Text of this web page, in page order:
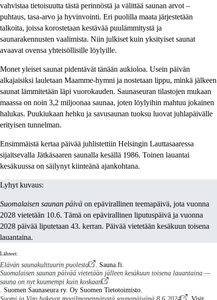
vahvistaa tietoisuutta tästä perinnöstä ja välittää saunan arvot –
puhtaus, tasa-arvo ja hyvinvointi. Eri puolilla maata järjestetään
talkoita, joissa korostetaan kestävää puulämmitystä ja
saunarakennusten vaalimista. Niin julkiset kuin yksityiset saunat
avaavat ovensa yhteisöllisille löylyille.
Monet yleiset saunat pidentävät tänään aukioloa. Usein päivän
alkajaisiksi lauletaan Maamme-hymni ja nostetaan lippu, minkä jälkeen
saunat lämmitetään läpi vuorokauden. Saunaseuran tilastojen mukaan
maassa on noin 3,2 miljoonaa saunaa, joten löylyihin mahtuu jokainen
halukas. Puukiukaan hehku ja savusaunan tuoksu luovat juhlapäivälle
erityisen tunnelman.
Ensimmäistä kertaa päivää juhlistettiin Helsingin Lauttasaaressa
sijaitsevalla Jätkäsaaren saunalla kesällä 1986. Toinen lauantai
kesäkuussa on säilynyt kiinteänä ajankohtana.
Lyhyt kuvaus:
Suomalaisen saunan päivä on epävirallinen teemapäivä, jota vuonna
2028 vietetään 10.6. Tämä on epävirallinen liputuspäivä ja vuonna
2028 päivää liputetaan 43. kerran. Päivää vietetään kesäkuun toisena
lauantaina.
Lähteet:
Elävän saunakulttuurin puolesta
. Sauna.fi.
Suomalaisen saunan päivää vietetään jälleen kesäkuun toisena lauantaina —
sauna on nyt kuumempi kuin koskaan
. Suomen Saunaseura ry. Oy Suomen Tietotoimisto.